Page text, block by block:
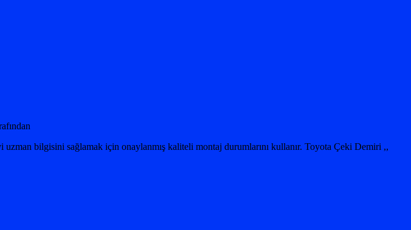
bilgisini sağlamak için onaylanmış kaliteli montaj durumlarını kullanır. Toyota Çeki Demiri ,,